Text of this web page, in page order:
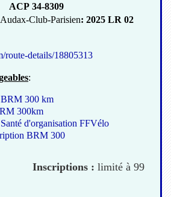
ACP 34-8309
Club-Parisien: 2025 LR 02
route-details/18805313
:
300 km
300km
d'organisation FFVélo
BRM 300
: limité à 99